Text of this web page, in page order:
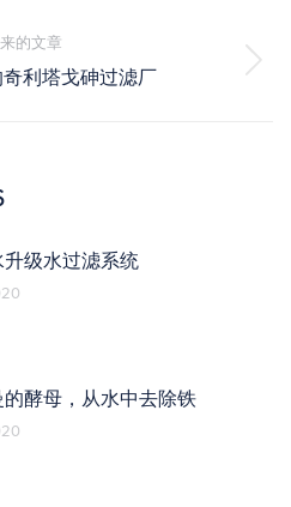
的
文
章：
的文章
未
利塔戈砷过滤厂
级水过滤系统
的酵母，从水中去除铁